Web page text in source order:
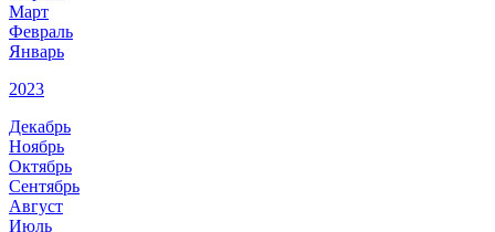
Март
Февраль
Январь
2023
Декабрь
Ноябрь
Октябрь
Сентябрь
Август
Июль